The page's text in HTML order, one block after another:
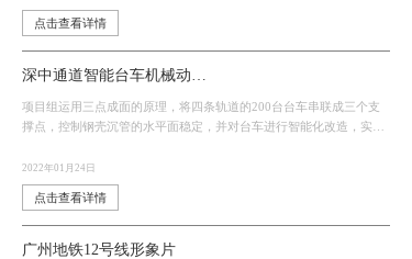
点击查看详情
项目组运用三点成面的原理，将四条轨道的200台台车串联成三个支
撑点，控制钢壳沉管的水平面稳定，并对台车进行智能化改造，实现
2022年01月24日
点击查看详情
广州地铁12号线形象片